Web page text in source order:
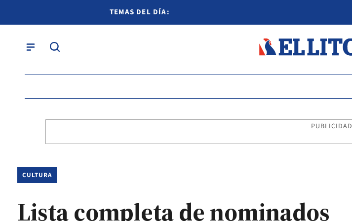
TEMAS DEL DÍA:
PUBLICIDAD
CULTURA
Lista completa de nominados